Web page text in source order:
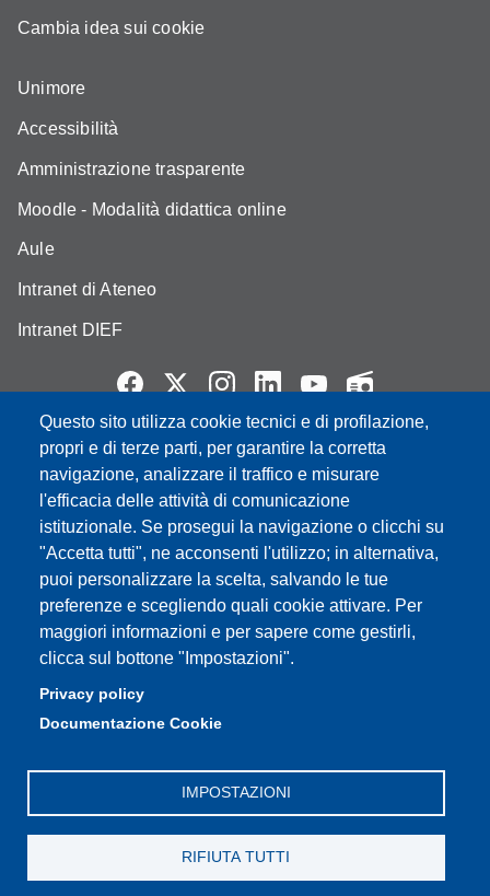
Questo sito utilizza cookie tecnici e di profilazione,
propri e di terze parti, per garantire la corretta
navigazione, analizzare il traffico e misurare
l'efficacia delle attività di comunicazione
istituzionale. Se prosegui la navigazione o clicchi su
"Accetta tutti", ne acconsenti l'utilizzo; in alternativa,
puoi personalizzare la scelta, salvando le tue
preferenze e scegliendo quali cookie attivare. Per
maggiori informazioni e per sapere come gestirli,
clicca sul bottone "Impostazioni".
Privacy policy
Documentazione Cookie
IMPOSTAZIONI
RIFIUTA TUTTI
Cambia idea sui cookie
Unimore
Accessibilità
Amministrazione trasparente
Moodle - Modalità didattica online
Aule
Intranet di Ateneo
Intranet DIEF
Partita IVA: 00427620364
e-mail: urp@unimore.it
PEC: primo contatto: urp@pec.unimore.it
Indirizzo ReGIndE per notifica Atti Processuali:
direzionelegale@pec.unimore.it
Sede di Modena: Via Università 4, 41121 Modena, Tel. 059
2056511 - Fax 059 245156
Sede di Reggio Emilia : Viale A. Allegri 9, 42121 Reggio
Emilia, Tel. 0522 523041 - Fax 0522 523045